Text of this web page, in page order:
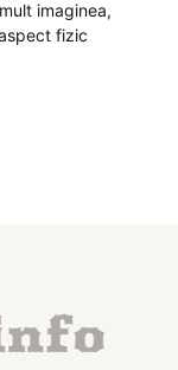
imaginea,
fizic